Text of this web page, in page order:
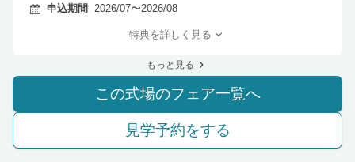
申込期間 2026/07〜2026/08
特典を詳しく見る
もっと見る
この式場のフェア一覧へ
見学予約をする